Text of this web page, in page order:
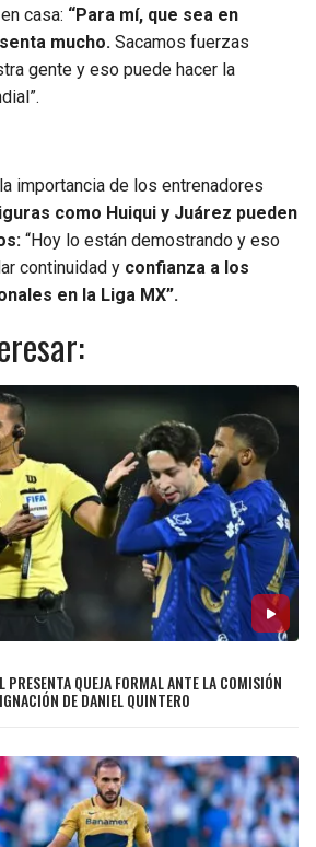
casa: “Para mí, que sea en
mucho. Sacamos fuerzas
gente y eso puede hacer la
importancia de los entrenadores
iguras como Huiqui y Juárez pueden
“Hoy lo están demostrando y eso
continuidad y confianza a los
en la Liga MX”.
QUEJA FORMAL ANTE LA COMISIÓN
DE DANIEL QUINTERO